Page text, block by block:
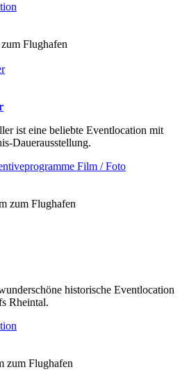
Flughafen
ist eine beliebte Eventlocation mit
Dauerausstellung.
Film / Foto
zum Flughafen
historische Eventlocation
Rheintal.
zum Flughafen